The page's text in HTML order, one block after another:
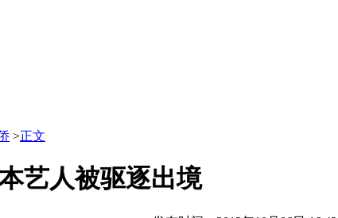
>正文
艺人被驱逐出境